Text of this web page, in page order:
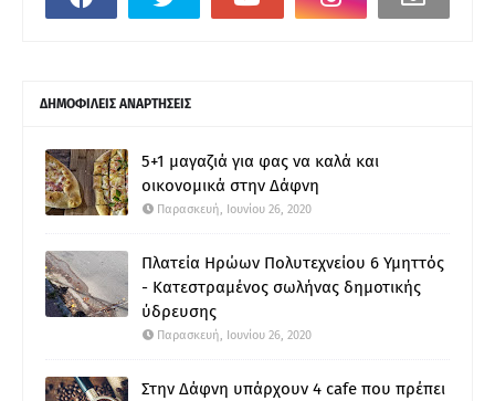
ΔΗΜΟΦΙΛΕΙΣ ΑΝΑΡΤΗΣΕΙΣ
5+1 μαγαζιά για φας να καλά και
οικονομικά στην Δάφνη
Παρασκευή, Ιουνίου 26, 2020
Πλατεία Ηρώων Πολυτεχνείου 6 Υμηττός
- Κατεστραμένος σωλήνας δημοτικής
ύδρευσης
Παρασκευή, Ιουνίου 26, 2020
Στην Δάφνη υπάρχουν 4 cafe που πρέπει